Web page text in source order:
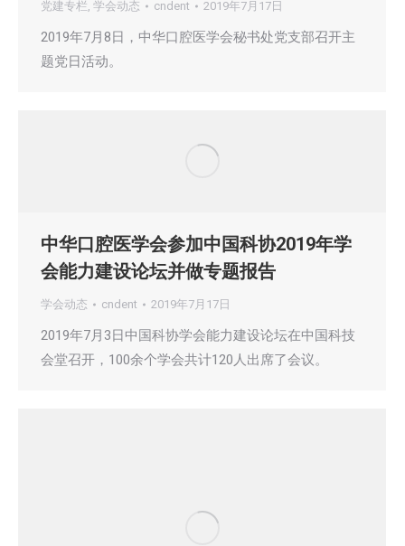
党建专栏, 学会动态 cndent 2019年7月17日
2019年7月8日，中华口腔医学会秘书处党支部召开主
题党日活动。
中华口腔医学会参加中国科协2019年学
会能力建设论坛并做专题报告
学会动态 cndent 2019年7月17日
2019年7月3日中国科协学会能力建设论坛在中国科技
会堂召开，100余个学会共计120人出席了会议。